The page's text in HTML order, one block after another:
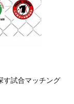
す試合マッチング